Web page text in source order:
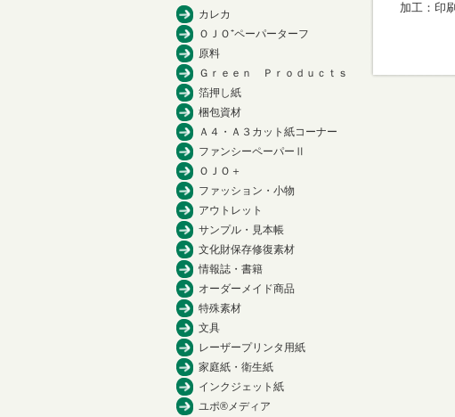
加工：印
カレカ
ＯＪＯ⁺ペーパーターフ
原料
Ｇｒｅｅｎ Ｐｒｏｄｕｃｔｓ
箔押し紙
梱包資材
Ａ４・Ａ３カット紙コーナー
ファンシーペーパーⅡ
ＯＪＯ＋
ファッション・小物
アウトレット
サンプル・見本帳
文化財保存修復素材
情報誌・書籍
オーダーメイド商品
特殊素材
文具
レーザープリンタ用紙
家庭紙・衛生紙
インクジェット紙
ユポ®メディア